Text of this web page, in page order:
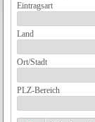
Eintragsart
Land
Ort/Stadt
PLZ-Bereich